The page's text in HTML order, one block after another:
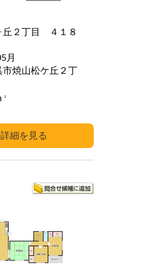
丘２丁目 ４１８
月
市焼山松ケ丘２丁
2